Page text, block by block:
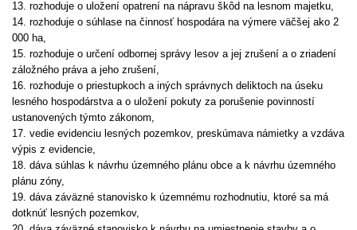
13. rozhoduje o uložení opatrení na nápravu škôd na lesnom majetku,
14. rozhoduje o súhlase na činnosť hospodára na výmere väčšej ako 2
000 ha,
15. rozhoduje o určení odbornej správy lesov a jej zrušení a o zriadení
záložného práva a jeho zrušení,
16. rozhoduje o priestupkoch a iných správnych deliktoch na úseku
lesného hospodárstva a o uložení pokuty za porušenie povinností
ustanovených týmto zákonom,
17. vedie evidenciu lesných pozemkov, preskúmava námietky a vzdáva
výpis z evidencie,
18. dáva súhlas k návrhu územného plánu obce a k návrhu územného
plánu zóny,
19. dáva záväzné stanovisko k územnému rozhodnutiu, ktoré sa má
dotknúť lesných pozemkov,